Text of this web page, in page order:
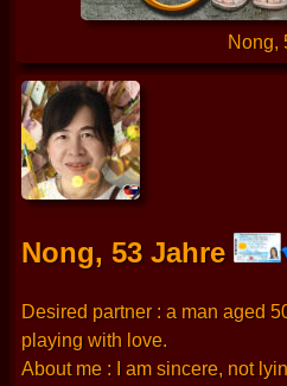
Nong,
Nong, 53 Jahre
Desired partner : a man aged
playing with love.
About me : I am sincere, not